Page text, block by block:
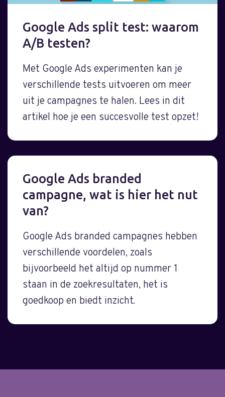
Google Ads split test: waarom
A/B testen?
Met Google Ads experimenten kan je
verschillende tests uitvoeren om meer
uit je campagnes te halen. Lees in dit
artikel hoe je een succesvolle test opzet!
Google Ads branded
campagne, wat is hier het nut
van?
Google Ads branded campagnes hebben
verschillende voordelen, zoals
bijvoorbeeld het altijd op nummer 1
staan in de zoekresultaten, het is
goedkoop en biedt inzicht.